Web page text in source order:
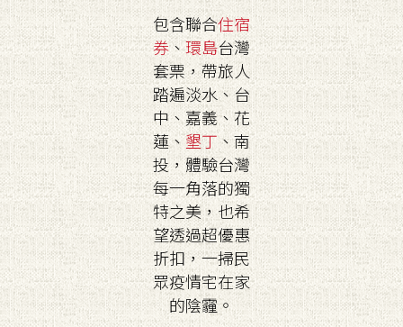
包含聯合住宿
券、環島台灣
套票，帶旅人
踏遍淡水、台
中、嘉義、花
蓮、墾丁、南
投，體驗台灣
每一角落的獨
特之美，也希
望透過超優惠
折扣，一掃民
眾疫情宅在家
的陰霾。